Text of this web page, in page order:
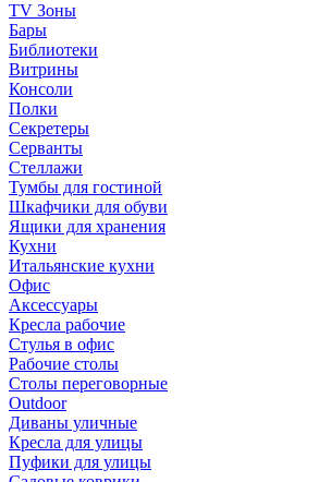
TV Зоны
Бары
Библиотеки
Витрины
Консоли
Полки
Секретеры
Серванты
Стеллажи
Тумбы для гостиной
Шкафчики для обуви
Ящики для хранения
Кухни
Итальянские кухни
Офис
Аксессуары
Кресла рабочие
Стулья в офис
Рабочие столы
Столы переговорные
Outdoor
Диваны уличные
Кресла для улицы
Пуфики для улицы